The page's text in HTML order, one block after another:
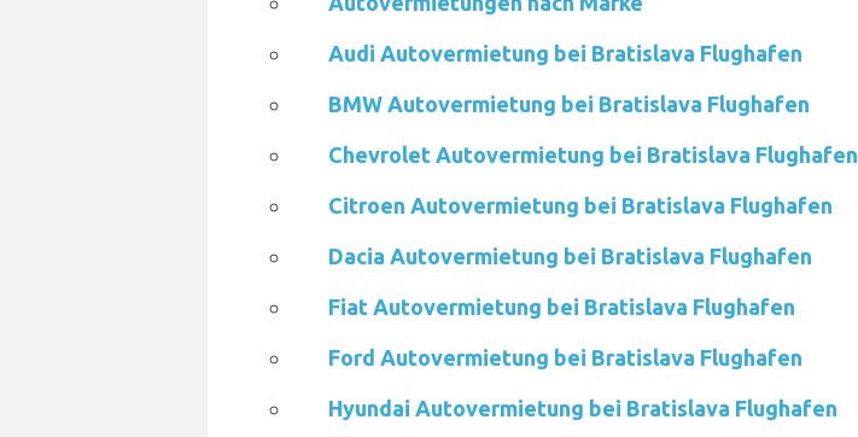
Audi Autovermietung bei Bratislava Flughafen
BMW Autovermietung bei Bratislava Flughafen
Chevrolet Autovermietung bei Bratislava Flughafen
Citroen Autovermietung bei Bratislava Flughafen
Dacia Autovermietung bei Bratislava Flughafen
Fiat Autovermietung bei Bratislava Flughafen
Ford Autovermietung bei Bratislava Flughafen
Hyundai Autovermietung bei Bratislava Flughafen